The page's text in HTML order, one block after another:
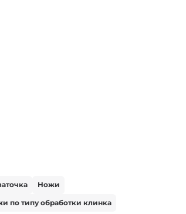
Ножи
по типу обработки клинка